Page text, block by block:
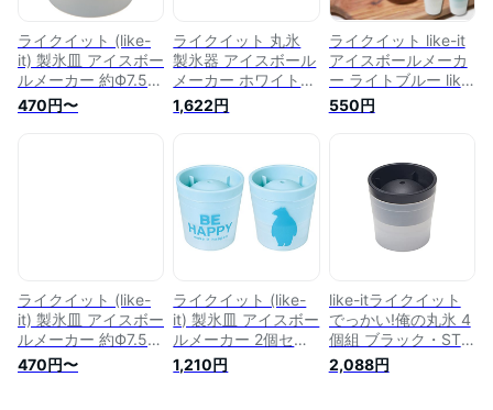
ライクイット (like-
it) 製氷皿 アイスボー
ルメーカー 約Ф7.5×
高7.5cm ライトブル
ー 日本製 STK-06L
470円〜
ライクイット 丸氷
製氷器 アイスボール
メーカー ホワイト2
個セット STK-
06L【大きい丸氷が
直径6cm 俺の丸氷
IceBall LikeIt Like-It
吉川国工業 プレゼン
ト 贈り物】
1,622円
ライクイット like-it
アイスボールメーカ
ー ライトブルー like
it 49-41860-
116875 製氷器 丸氷
550円
ライクイット (like-
it) 製氷皿 アイスボー
ルメーカー 約Ф7.5×
高7.5cm ホワイト 日
本製 STK-06L 累計
470円〜
ライクイット (like-
it) 製氷皿 アイスボー
ルメーカー 2個セッ
ト 約Ф7.5×高7.5cm
ライトブルー 日本製
1,210円
like-itライクイット
でっかい!俺の丸氷 4
個組 ブラック・STK-
06BK
2,088円